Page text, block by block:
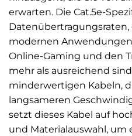
erwarten. Die Cat.5e-
modernen
Online-Gaming und den
mehr als ausreichend
minderwertigen Kabeln,
langsameren
setzt dieses Kabel auf
und Materialauswahl, um